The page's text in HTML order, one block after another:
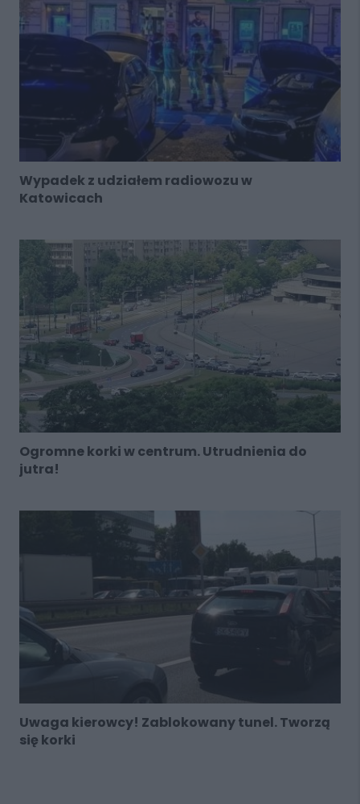
Wypadek z udziałem radiowozu w
Katowicach
Ogromne korki w centrum. Utrudnienia do
jutra!
Uwaga kierowcy! Zablokowany tunel. Tworzą
się korki